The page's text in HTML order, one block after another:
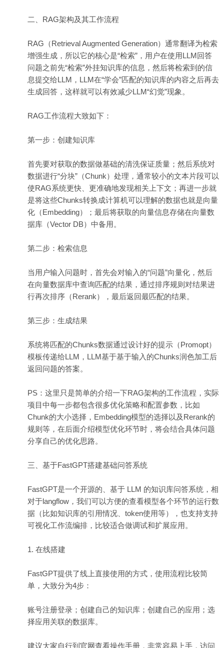
二、RAG架构及其工作流程
RAG（Retrieval Augmented Generation）通常翻译为检索
增强生成，所以它的核心是“检索”，用户在使用LLM回答
问题之前先“检索”外挂知识库的信息，然后将检索到的信
息提交给LLM，LLM在“学会”匹配的知识库的内容之后再去
生成回答，这样就可以有效减少LLM“幻觉”现象。
RAG工作流程大致如下：
第一步：创建知识库
首先要对获取的数据做基础的清洗保证质量；然后系统对
数据进行“分块”（Chunk）处理，通常较小的文本片段可以
使RAG系统更快、更准确地发现相关上下文；再进一步就
是将这些Chunks转换成计算机可以理解的数据也就是向量
化（Embedding）；最后将获取的向量信息存储在向量数
据库（Vector DB）中备用。
第二步：检索信息
当用户输入问题时，首先会对输入的“问题”向量化，然后
在向量数据库中查询匹配的结果，通过排序规则对结果进
行再次排序（Rerank），最后返回最匹配的结果。
第三步：生成结果
系统将匹配的Chunks数据通过设计好的提示（Promopt）
模板传递给LLM，LLM基于基于输入的Chunks润色加工后
返回问题的答案。
PS：这里只是简单的介绍一下RAG架构的工作流程，实际
项目中每一步都包含很多优化策略和配置参数，比如
Chunk的大小选择，Embedding模型的选择以及Rerank的
规则等，在后面介绍模型优化环节时，将会结合具体问题
分享自己的优化思路。
三、基于FastGPT搭建基础问答系统
FastGPT是一个开源的、基于 LLM 的知识库问答系统，相
对于langflow，我们可以方便的查看模型各个环节的运行数
据（比如知识库的引用情况、token使用等），也支持支持
可视化工作流编排，比较适合做调试和扩展应用。
1. 在线搭建
FastGPT提供了线上直接使用的方式，使用流程比较简
单，大致分为4步：
账号注册登录；创建自己的知识库；创建自己的应用；选
择应用关联的数据库。
建议大家自行到官网查看操作手册，非常容易上手，访问